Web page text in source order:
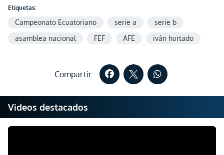
Etiquetas:
Campeonato Ecuatoriano serie a
serie b
asamblea nacional
FEF AFE iván hurtado
Compartir:
Videos destacados